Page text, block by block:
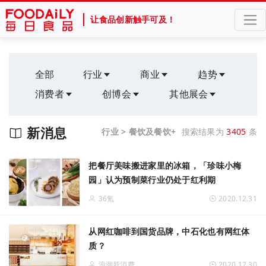
让食品创新触手可及！
全部 行业 商业
趋势
消费者
创博会 其他展会
行业 > 餐饮及餐饮+ 搜索结果为3405 条
新消息
把餐厅美味搬进家里的冰箱，「珍味小梅
园」认为预制菜行业仍处于红利期
36氪 2020.12.31
从网红咖啡到国货品牌，中石化也有网红体
质？